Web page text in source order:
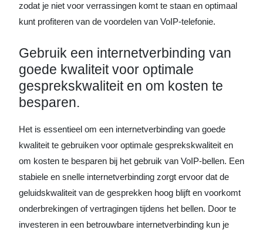
zodat je niet voor verrassingen komt te staan en optimaal
kunt profiteren van de voordelen van VoIP-telefonie.
Gebruik een internetverbinding van
goede kwaliteit voor optimale
gesprekskwaliteit en om kosten te
besparen.
Het is essentieel om een internetverbinding van goede
kwaliteit te gebruiken voor optimale gesprekskwaliteit en
om kosten te besparen bij het gebruik van VoIP-bellen. Een
stabiele en snelle internetverbinding zorgt ervoor dat de
geluidskwaliteit van de gesprekken hoog blijft en voorkomt
onderbrekingen of vertragingen tijdens het bellen. Door te
investeren in een betrouwbare internetverbinding kun je